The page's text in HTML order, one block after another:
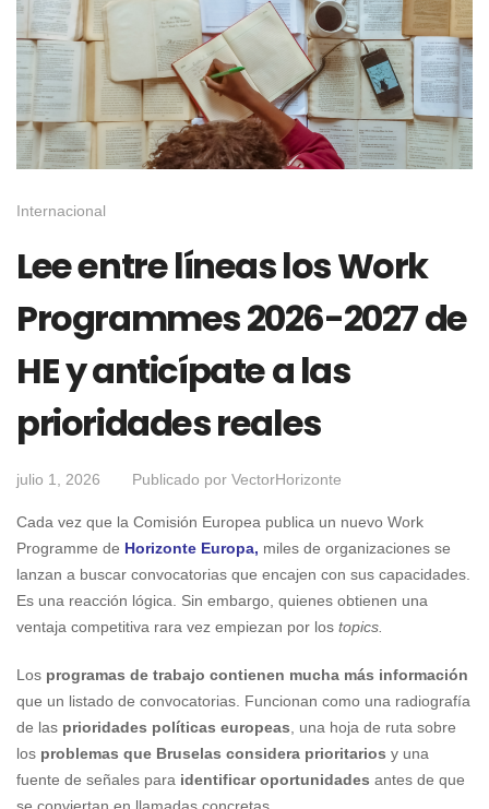
Internacional
Lee entre líneas los Work
Programmes 2026-2027 de
HE y anticípate a las
prioridades reales
julio 1, 2026 Publicado por VectorHorizonte
Cada vez que la Comisión Europea publica un nuevo Work
Programme de Horizonte Europa, miles de organizaciones se
lanzan a buscar convocatorias que encajen con sus capacidades.
Es una reacción lógica. Sin embargo, quienes obtienen una
ventaja competitiva rara vez empiezan por los topics.
Los programas de trabajo contienen mucha más información
que un listado de convocatorias. Funcionan como una radiografía
de las prioridades políticas europeas, una hoja de ruta sobre
los problemas que Bruselas considera prioritarios y una
fuente de señales para identificar oportunidades antes de que